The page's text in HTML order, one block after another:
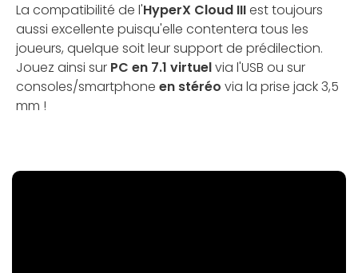
La compatibilité de l'HyperX Cloud IIIest toujours
aussi excellente puisqu'elle contentera tous les
joueurs, quelque soit leur support de prédilection.
Jouez ainsi sur PC en 7.1 virtuelvia l'USB ou sur
consoles/smartphone en stéréo via la prise jack 3,5
mm !